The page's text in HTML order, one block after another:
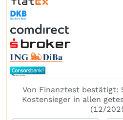
Von Finanztest bestätigt:
Kostensieger in allen
(12/